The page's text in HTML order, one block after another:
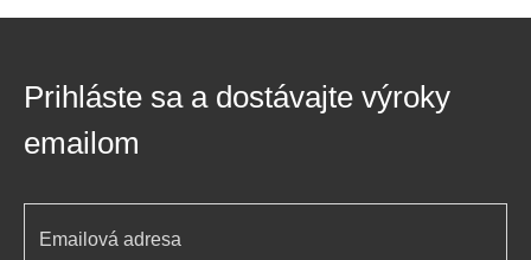
Prihláste sa a dostávajte výroky
emailom